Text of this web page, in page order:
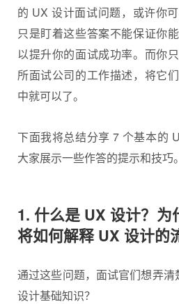
的 UX 设计面试问题，或许你
只是盯着这些答案不能保证你
以提升你的面试成功率。而你
所面试公司的工作描述，将它
中就可以了。
下面我将总结分享 7 个基本的
大家展示一些作答的提示和技巧。
1. 什么是 UX 设计？为
将如何解释 UX 设计的
通过这些问题，面试官们想弄
设计基础知识？